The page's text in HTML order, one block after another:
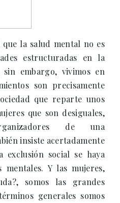
la salud mental no es
estructuradas en la
sin embargo, vivimos en
son precisamente
que reparte unos
que son desiguales,
de una
insiste acertadamente
exclusión social se haya
Y las mujeres,
somos las grandes
generales somos